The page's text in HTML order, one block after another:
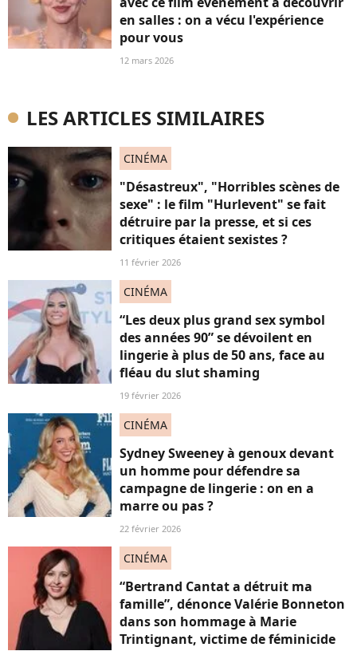
en salles : on a vécu l'expérience
pour vous
12 mars 2026
LES ARTICLES SIMILAIRES
CINÉMA
"Désastreux", "Horribles scènes de
sexe" : le film "Hurlevent" se fait
détruire par la presse, et si ces
critiques étaient sexistes ?
11 février 2026
CINÉMA
“Les deux plus grand sex symbol
des années 90” se dévoilent en
lingerie à plus de 50 ans, face au
fléau du slut shaming
19 février 2026
CINÉMA
Sydney Sweeney à genoux devant
un homme pour défendre sa
campagne de lingerie : on en a
marre ou pas ?
22 février 2026
CINÉMA
“Bertrand Cantat a détruit ma
famille”, dénonce Valérie Bonneton
dans son hommage à Marie
Trintignant, victime de féminicide